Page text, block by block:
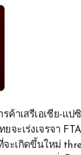
ค้าเสรีเอเชีย-แป
ะเร่งเจรจา
ะเกิดขึ้นใหม่